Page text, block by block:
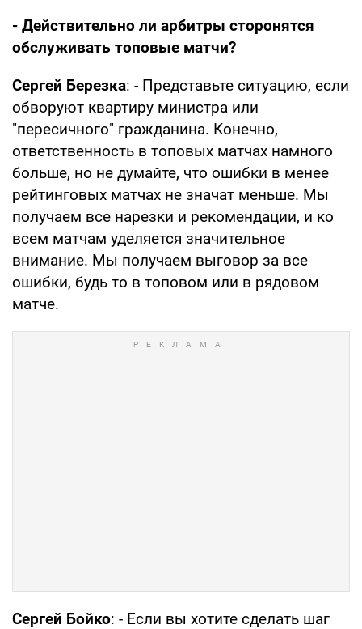
- Действительно ли арбитры сторонятся
обслуживать топовые матчи?
Сергей Березка: - Представьте ситуацию, если
обворуют квартиру министра или
"пересичного" гражданина. Конечно,
ответственность в топовых матчах намного
больше, но не думайте, что ошибки в менее
рейтинговых матчах не значат меньше. Мы
получаем все нарезки и рекомендации, и ко
всем матчам уделяется значительное
внимание. Мы получаем выговор за все
ошибки, будь то в топовом или в рядовом
матче.
Сергей Бойко: - Если вы хотите сделать шаг